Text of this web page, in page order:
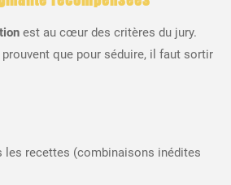
est au cœur des critères du jury.
prouvent que pour séduire, il faut sortir
les recettes (combinaisons inédites